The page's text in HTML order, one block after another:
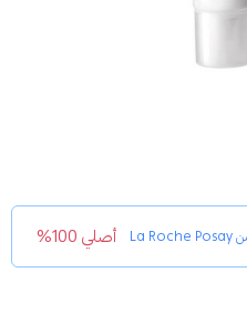
La Roche Posay أصلي 100%
لحب الشباب لتوحيد